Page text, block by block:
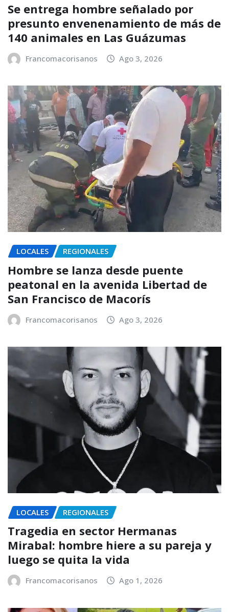
Se entrega hombre señalado por
presunto envenenamiento de más de
140 animales en Las Guázumas
Francomacorisanos Ago 3, 2026
LOCALES REGIONALES
Hombre se lanza desde puente
peatonal en la avenida Libertad de
San Francisco de Macorís
Francomacorisanos Ago 3, 2026
LOCALES REGIONALES
Tragedia en sector Hermanas
Mirabal: hombre hiere a su pareja y
luego se quita la vida
Francomacorisanos Ago 1, 2026